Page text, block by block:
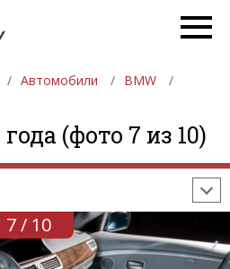
Автомобили
BMW
(фото 7 из 10)
1
7 / 10